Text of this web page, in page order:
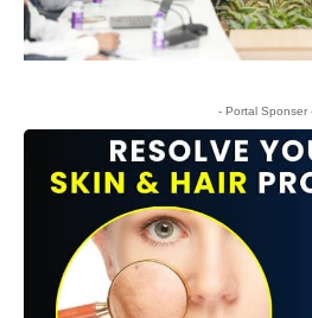
- Portal Sponser